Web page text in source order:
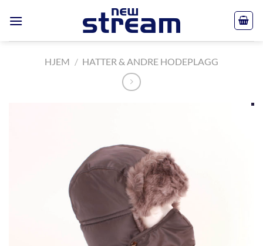
HJEM / HATTER & ANDRE HODEPLAGG